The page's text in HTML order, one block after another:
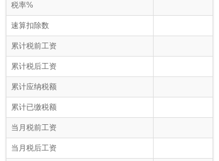
税率%
速算扣除数
累计税前工资
累计税后工资
累计应纳税额
累计已缴税额
当月税前工资
当月税后工资